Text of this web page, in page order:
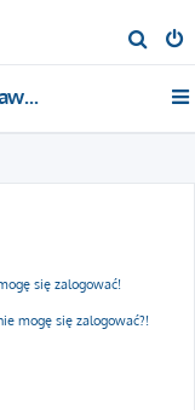
z
j
Często zadawane pytania
się zalogować!
mogę się zalogować?!